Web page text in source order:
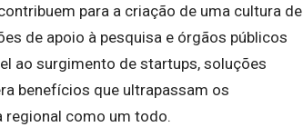
para a criação de uma cultura de
de apoio à pesquisa e órgãos públicos
ao surgimento de startups, soluções
benefícios que ultrapassam os
regional como um todo.